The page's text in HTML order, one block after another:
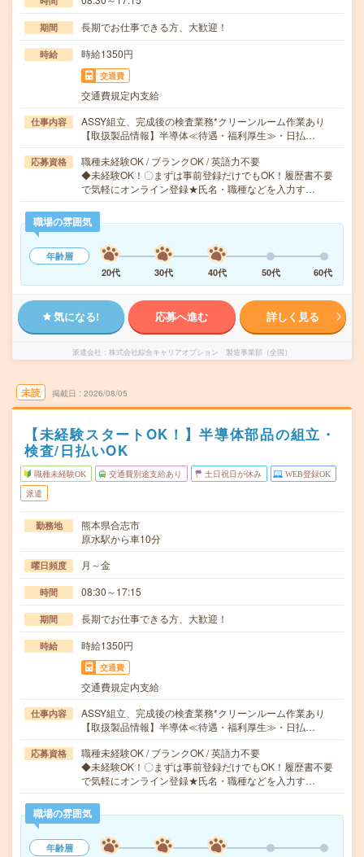
期間 長期でお仕事できる方、大歓迎！
時給 時給1350円
交通費
交通費規定内支給
仕事内容
ASSY組立、完成後の検査業務*クリーンルーム作業あり
【取扱製品情報】半導体≪待遇・福利厚生≫・日払…
応募資格
職種未経験OK / ブランクOK / 英語力不要
◆未経験OK！〇まずは事前登録だけでもOK！履歴書不要
で気軽にオンライン登録★氏名・職種などを入力す…
職場の雰囲気
年齢層
20代
30代 40代 50代 60代
気になる! 応募へ進む 詳しく見る
派遣会社 株式会社綜合キャリアオプション 製造事業部（全国）
未読 掲載日 2026/08/05
【未経験スタートOK！】半導体部品の組立・
検査/日払いOK
職種未経験OK 交通費別途支給あり 土日祝日が休み WEB登録OK
派遣
勤務地
熊本県合志市
原水駅から車10分
曜日頻度 月～金
時間 08:30～17:15
期間 長期でお仕事できる方、大歓迎！
時給 時給1350円
交通費
交通費規定内支給
仕事内容
ASSY組立、完成後の検査業務*クリーンルーム作業あり
【取扱製品情報】半導体≪待遇・福利厚生≫・日払…
応募資格
職種未経験OK / ブランクOK / 英語力不要
◆未経験OK！〇まずは事前登録だけでもOK！履歴書不要
で気軽にオンライン登録★氏名・職種などを入力す…
職場の雰囲気
年齢層